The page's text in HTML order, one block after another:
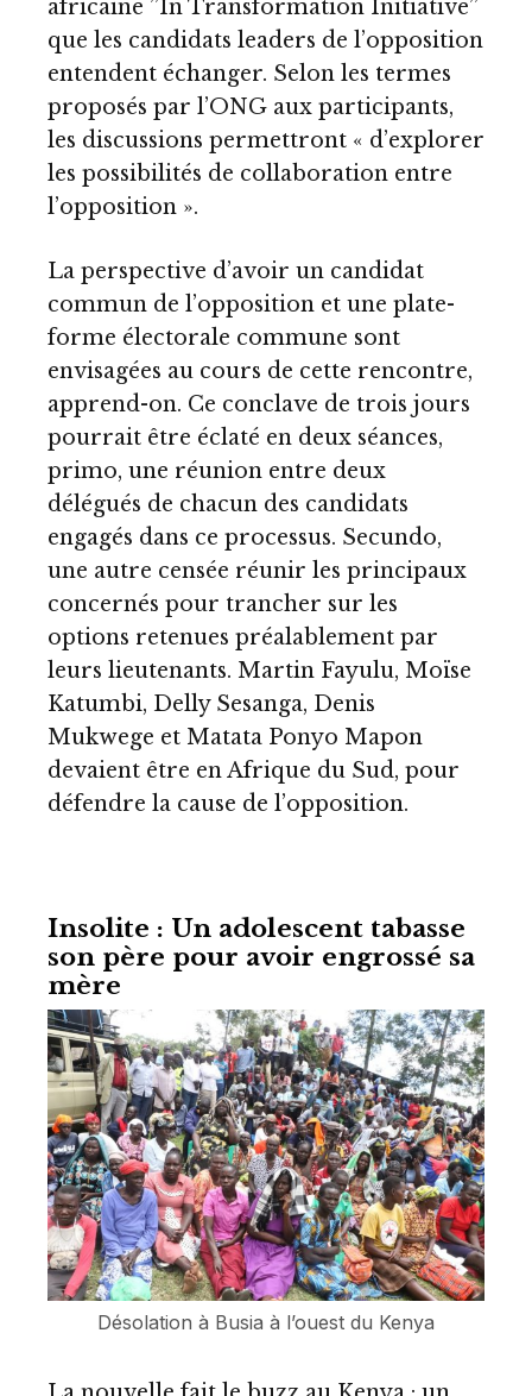
africaine ’’In Transformation Initiative’’
que les candidats leaders de l’opposition
entendent échanger. Selon les termes
proposés par l’ONG aux participants,
les discussions permettront « d’explorer
les possibilités de collaboration entre
l’opposition ».
La perspective d’avoir un candidat
commun de l’opposition et une plate-
forme électorale commune sont
envisagées au cours de cette rencontre,
apprend-on. Ce conclave de trois jours
pourrait être éclaté en deux séances,
primo, une réunion entre deux
délégués de chacun des candidats
engagés dans ce processus. Secundo,
une autre censée réunir les principaux
concernés pour trancher sur les
options retenues préalablement par
leurs lieutenants. Martin Fayulu, Moïse
Katumbi, Delly Sesanga, Denis
Mukwege et Matata Ponyo Mapon
devaient être en Afrique du Sud, pour
défendre la cause de l’opposition.
Insolite : Un adolescent tabasse
son père pour avoir engrossé sa
mère
Désolation à Busia à l’ouest du Kenya